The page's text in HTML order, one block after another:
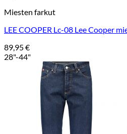
Miesten farkut
LEE COOPER Lc-08 Lee Cooper
89,95€
28"-44"